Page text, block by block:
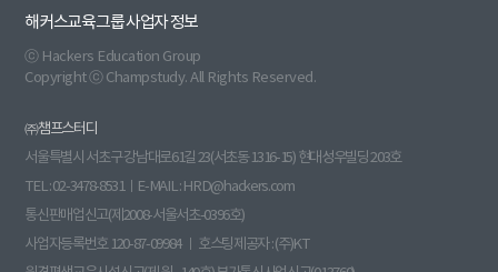
해커스교육그룹 사업자 정보
ⓒ Hackers Education Group
Copyright ⓒ Champstudy. All Rights Reserved.
㈜챔프스터디
서울특별시 서초구 강남대로61길 23(서초동 1316-15) 현대성우빌딩 203호
TEL : 02-3478-8531ㅣE-MAIL : HRD@hackers.com
통신판매업신고(제2008-서울서초-0396호)
사업자등록번호 120-87-09984 ㅣ 호스팅제공자 : (주)KT